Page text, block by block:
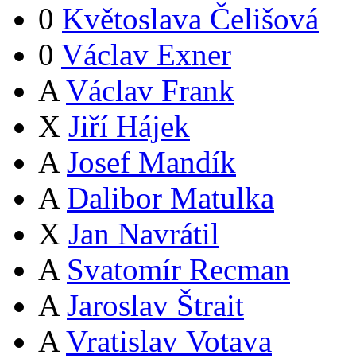
0 Květoslava Čelišová
0 Václav Exner
A Václav Frank
X Jiří Hájek
A Josef Mandík
A Dalibor Matulka
X Jan Navrátil
A Svatomír Recman
A Jaroslav Štrait
A Vratislav Votava